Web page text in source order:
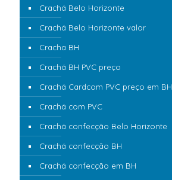
Crachá Belo Horizonte
Crachá Belo Horizonte valor
Cracha BH
Crachá BH PVC preço
Crachá Cardcom PVC preço em BH
Crachá com PVC
Crachá confecção Belo Horizonte
Crachá confecção BH
Crachá confecção em BH